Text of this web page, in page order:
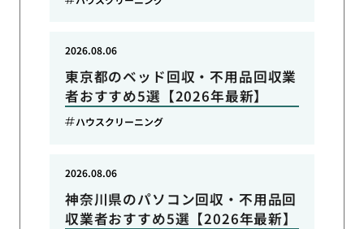
東京都のベッド回収・不用品回収業
者おすすめ5選【2026年最新】
2026.08.06
ハウスクリーニング
神奈川県のパソコン回収・不用品回
収業者おすすめ5選【2026年最新】
2026.08.06